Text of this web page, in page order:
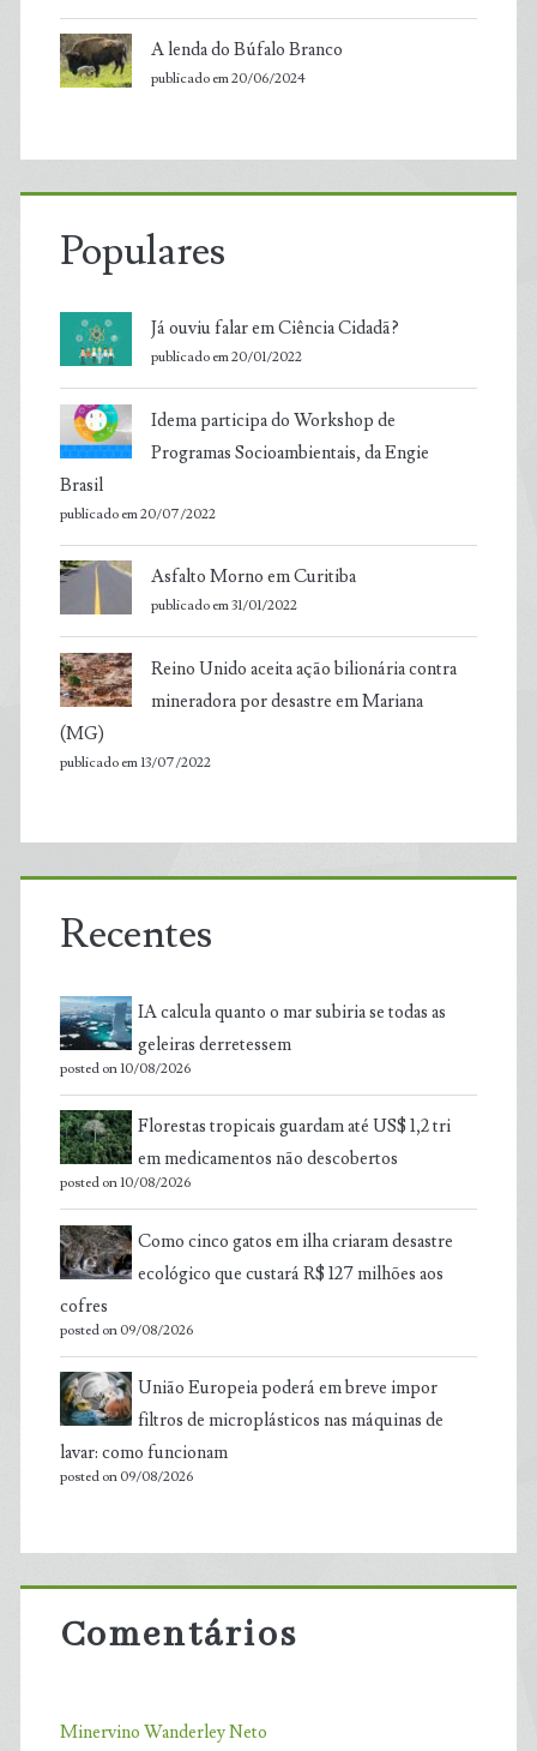
A lenda do Búfalo Branco
publicado em 20/06/2024
Populares
Já ouviu falar em Ciência Cidadã?
publicado em 20/01/2022
Idema participa do Workshop de
Programas Socioambientais, da Engie
Brasil
publicado em 20/07/2022
Asfalto Morno em Curitiba
publicado em 31/01/2022
Reino Unido aceita ação bilionária contra
mineradora por desastre em Mariana
(MG)
publicado em 13/07/2022
Recentes
IA calcula quanto o mar subiria se todas as
geleiras derretessem
posted on 10/08/2026
Florestas tropicais guardam até US$ 1,2 tri
em medicamentos não descobertos
posted on 10/08/2026
Como cinco gatos em ilha criaram desastre
ecológico que custará R$ 127 milhões aos
cofres
posted on 09/08/2026
União Europeia poderá em breve impor
filtros de microplásticos nas máquinas de
lavar: como funcionam
posted on 09/08/2026
Comentários
Minervino Wanderley Neto